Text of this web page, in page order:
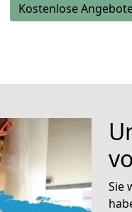
Kostenlose
Sie